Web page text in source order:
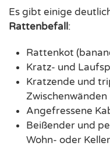
Es gibt einige
Rattenbefall:
Rattenkot
Kratz- und
Kratzende und
Zwischenwänden
Angefressene
Beißender und
Wohn- oder